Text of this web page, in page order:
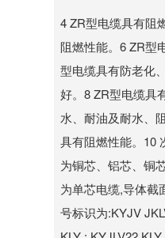
4 ZR型电缆具有阻
阻燃性能。6 ZR型
型电缆具有防老化
好。8 ZR型电缆具
水、耐油及耐水、
具有阻燃性能。10
为铜芯、铝芯、铜
为单芯电缆,导体截
号标识为:KYJV